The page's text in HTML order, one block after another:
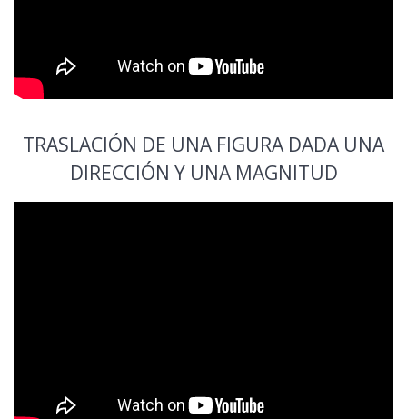
TRASLACIÓN DE UNA FIGURA DADA UNA
DIRECCIÓN Y UNA MAGNITUD